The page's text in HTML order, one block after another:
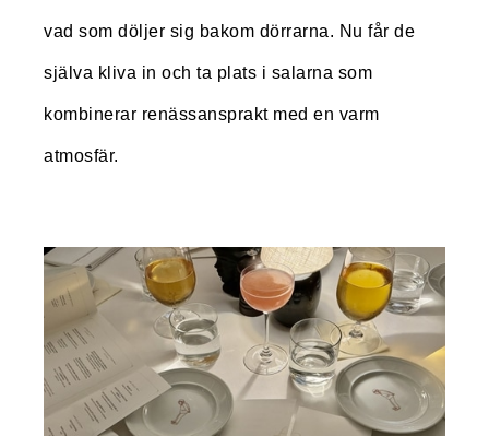
vad som döljer sig bakom dörrarna. Nu får de
själva kliva in och ta plats i salarna som
kombinerar renässansprakt med en varm
atmosfär.